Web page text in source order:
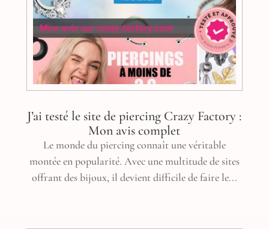
J’ai testé le site de piercing Crazy Factory :
Mon avis complet
Le monde du piercing connaît une véritable
montée en popularité. Avec une multitude de sites
offrant des bijoux, il devient difficile de faire le...